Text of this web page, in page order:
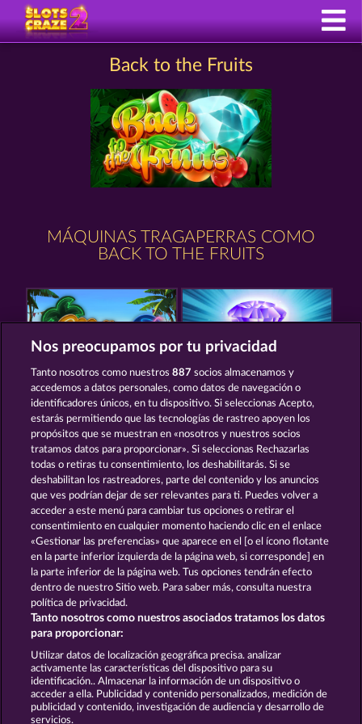
Back to the Fruits
MÁQUINAS TRAGAPERRAS COMO
BACK TO THE FRUITS
MALLORCA WILDS MAAAX DIAMONDS
BLAZING STAR JUICY JESTER
Términos y condiciones
Declaración de privacidad
Empresa
Enviar solicitud de desistimiento
Nos preocupamos por tu privacidad
Tanto nosotros como nuestros887 socios almacenamos y
accedemos a datos personales, como datos de navegación o
identificadores únicos, en tu dispositivo. Si seleccionas Acepto,
estarás permitiendo que las tecnologías de rastreo apoyen los
propósitos que se muestran en «nosotros y nuestros socios
tratamos datos para proporcionar». Si seleccionas Rechazarlas
todas o retiras tu consentimiento, los deshabilitarás. Si se
deshabilitan los rastreadores, parte del contenido y los anuncios
que ves podrían dejar de ser relevantes para ti. Puedes volver a
acceder a este menú para cambiar tus opciones o retirar el
consentimiento en cualquier momento haciendo clic en el enlace
«Gestionar las preferencias» que aparece en el [o el ícono flotante
en la parte inferior izquierda de la página web, si corresponde] en
la parte inferior de la página web. Tus opciones tendrán efecto
dentro de nuestro Sitio web. Para saber más, consulta nuestra
política de privacidad.
Tanto nosotros como nuestros asociados tratamos los datos
para proporcionar:
Utilizar datos de localización geográfica precisa. analizar
activamente las características del dispositivo para su
identificación.. Almacenar la información de un dispositivo o
acceder a ella. Publicidad y contenido personalizados, medición de
publicidad y contenido, investigación de audiencia y desarrollo de
servicios.